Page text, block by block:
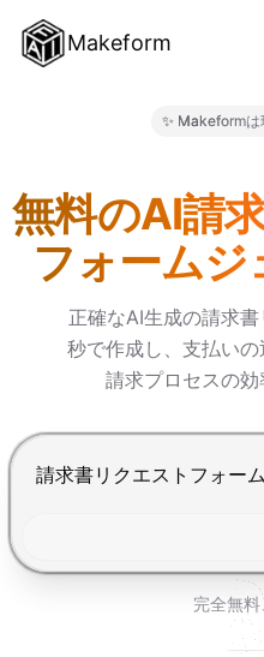
Makeform
ブログ
料金
サインイン
✨ Makeformは
無料のAI請
フォームジ
正確なAI生成の請求
秒で作成し、支払いの
請求プロセスの効
Enterで送信、
完全無